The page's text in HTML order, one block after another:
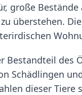
große
überstehen.
Bestandteil des
Schädlingen
dieser